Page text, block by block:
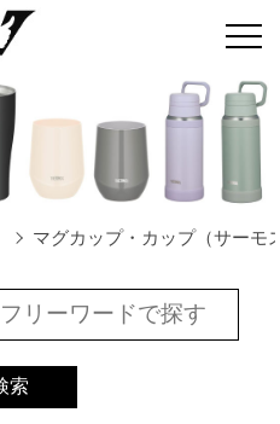
マグカップ・カップ（サーモ